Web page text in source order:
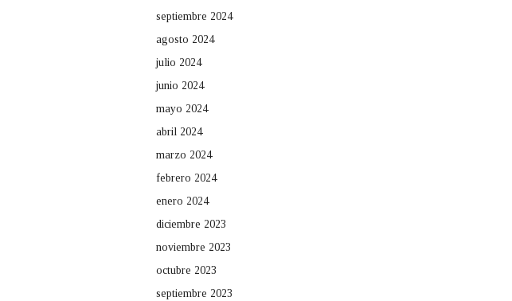
septiembre 2024
agosto 2024
julio 2024
junio 2024
mayo 2024
abril 2024
marzo 2024
febrero 2024
enero 2024
diciembre 2023
noviembre 2023
octubre 2023
septiembre 2023